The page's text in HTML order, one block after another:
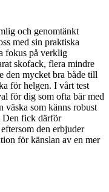
och genomtänkt
med sin praktiska
fokus på verklig
skofack, flera mindre
den mycket bra både till
för helgen. I vårt test
för dig som ofta bär med
som känns robust
Den fick därför
eftersom den erbjuder
för känslan av en mer